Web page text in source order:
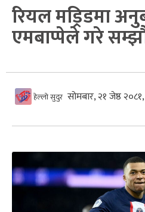
रियल मड्रिडमा
एमबाप्पेले गरे
हेल्लो सुदुर सोमबार, २१ जेष्ठ